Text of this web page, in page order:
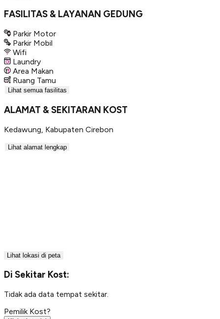
FASILITAS & LAYANAN GEDUNG
Parkir Motor
Parkir Mobil
Wifi
Laundry
Area Makan
Ruang Tamu
Lihat semua fasilitas
ALAMAT & SEKITARAN KOST
Kedawung Kabupaten Cirebon
Lihat alamat lengkap
Lihat lokasi di peta
Di Sekitar Kost:
Tidak ada data tempat sekitar.
Pemilik Kost?